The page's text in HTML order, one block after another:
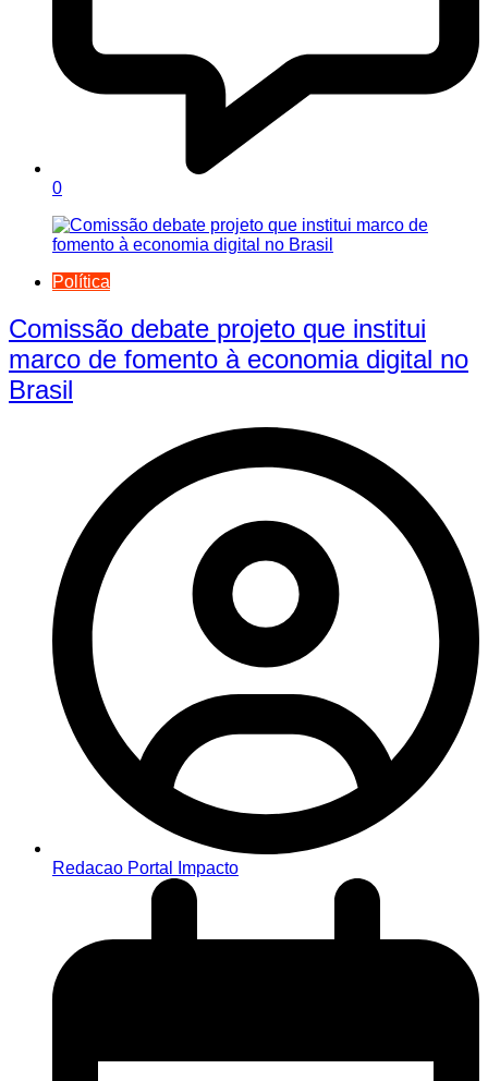
0
Política
Comissão debate projeto que institui
marco de fomento à economia digital no
Brasil
Redacao Portal Impacto